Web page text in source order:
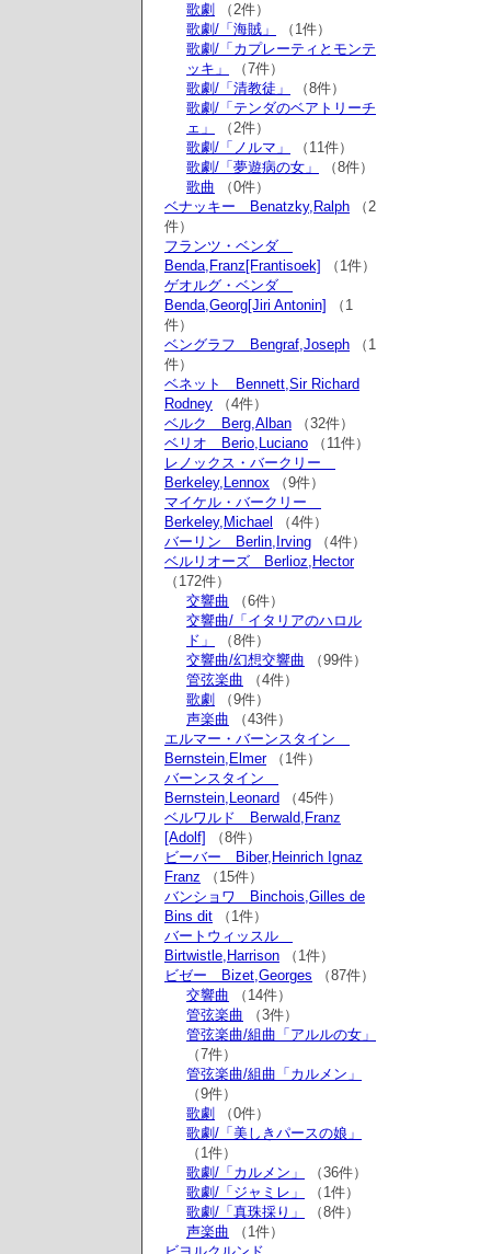
歌劇
（2件）
歌劇/「海賊」
（1件）
歌劇/「カプレーティとモンテ
ッキ」
（7件）
歌劇/「清教徒」
（8件）
歌劇/「テンダのベアトリーチ
ェ」
（2件）
歌劇/「ノルマ」
（11件）
歌劇/「夢遊病の女」
（8件）
歌曲 （0件）
ベナッキー Benatzky,Ralph （2
件）
フランツ・ベンダ
Benda,Franz[Frantisoek]
（1件）
ゲオルグ・ベンダ
Benda,Georg[Jiri Antonin]
（1
件）
ベングラフ Bengraf,Joseph （1
件）
ベネット Bennett,Sir Richard
Rodney （4件）
ベルク Berg,Alban （32件）
ベリオ Berio,Luciano （11件）
レノックス・バークリー
Berkeley,Lennox （9件）
マイケル・バークリー
Berkeley,Michael
（4件）
バーリン Berlin,Irving （4件）
ベルリオーズ Berlioz,Hector
（172件）
交響曲 （6件）
交響曲/「イタリアのハロル
ド」
（8件）
交響曲/幻想交響曲 （99件）
管弦楽曲 （4件）
歌劇
（9件）
声楽曲 （43件）
エルマー・バーンスタイン
Bernstein,Elmer（1件）
バーンスタイン
Bernstein,Leonard （45件）
ベルワルド Berwald,Franz
[Adolf]
（8件）
ビーバー Biber,Heinrich Ignaz
Franz （15件）
バンショワ Binchois,Gilles de
Bins dit （1件）
バートウィッスル
Birtwistle,Harrison （1件）
ビゼー Bizet,Georges （87件）
交響曲 （14件）
管弦楽曲 （3件）
管弦楽曲/組曲「アルルの女」
（7件）
管弦楽曲/組曲「カルメン」
（9件）
歌劇
（0件）
歌劇/「美しきパースの娘」
（1件）
歌劇/「カルメン」
（36件）
歌劇/「ジャミレ」
（1件）
歌劇/「真珠採り」
（8件）
声楽曲 （1件）